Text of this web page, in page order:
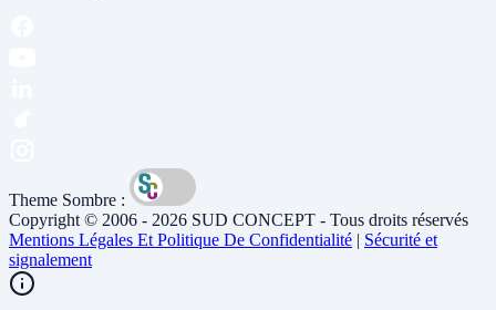
Theme Sombre :
Copyright © 2006 - 2026 SUD CONCEPT - Tous droits réservés
Mentions Légales Et Politique De Confidentialité | Sécurité et
signalement